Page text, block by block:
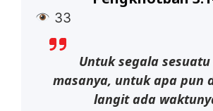
33
Untuk segala
masanya, untuk apa pun
langit ada